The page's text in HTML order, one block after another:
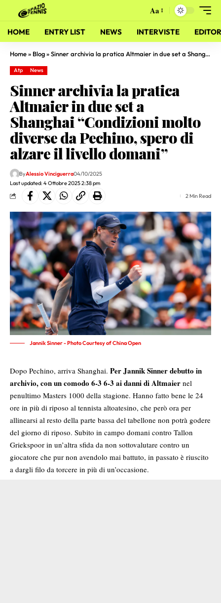
Aa
HOME ENTRY LIST NEWS INTERVISTE
Home» Blog»Sinner archivia la pratica Altmaier in due set a Shanghai “Condizioni molto diverse da Pechino, spero di alzare il livello domani”
Atp News
Sinner archivia la pratica
Altmaier in due set a
Shanghai “Condizioni molto
diverse da Pechino, spero di
alzare il livello domani”
Last updated: 4 Ottobre 2025 2:38 pm
ByAlessio Vinciguerra04/10/2025
2 Min Read
Jannik Sinner - Photo Courtesy of China Open
Dopo Pechino, arriva Shanghai. Per Jannik Sinner debutto in
archivio, con un comodo 6-3 6-3 ai danni di Altmaier nel
penultimo Masters 1000 della stagione. Hanno fatto bene le 24
ore in più di riposo al tennista altoatesino, che però ora per
allinearsi al resto della parte bassa del tabellone non potrà godere
del giorno di riposo. Subito in campo domani contro Tallon
Griekspoor in un’altra sfida da non sottovalutare contro un
giocatore che pur non avendolo mai battuto, in passato è riuscito
a dargli filo da torcere in più di un’occasione.